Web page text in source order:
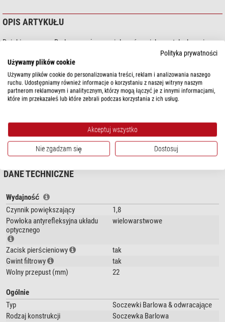
OPIS ARTYKUŁU
Dzięki soczewce Barlowa możesz zwiększyć ogniskową teleskopu i
dostępne powiększenia. Soczewka Barlowa jest montowana pomiędzy
teleskopem a okularem.
Jest to bezkompromisowy element Barlowa z absolutnie najlepszymi
komponentami optycznymi. Stosowane są wyłącznie soczewki o
szczególnie wysokiej jakości. Element Barlowa TMB-ED składa się z
Soczewka może być śrubami bezpośrednio do
pokaż więcej...
DANE TECHNICZNE
Wydajność
Czynnik powiększający
1,8
Powłoka antyrefleksyjna układu
optycznego
wielowarstwowe
Zacisk pierścieniowy
tak
Gwint filtrowy
tak
Wolny przepust (mm)
22
Ogólnie
Typ
Soczewki Barlowa & odwracające
Rodzaj konstrukcji
Soczewka Barlowa
Polityka prywatności
Używamy plików cookie
Używamy plików cookie do personalizowania treści, reklam i analizowania naszego
ruchu. Udostępniamy również informacje o korzystaniu z naszej witryny naszym
partnerom reklamowym i analitycznym, którzy mogą łączyć je z innymi informacjami,
które im przekazałeś lub które zebrali podczas korzystania z ich usług.
Akceptuj wszystko
Nie zgadzam się Dostosuj